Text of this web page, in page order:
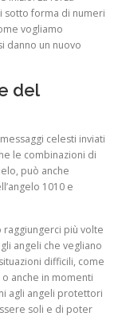
sotto forma di numeri
vogliamo
danno un nuovo
del
celesti inviati
le combinazioni di
può anche
1010 e
raggiungerci più volte
angeli che vegliano
difficili, come
anche in momenti
agli angeli protettori
soli e di poter